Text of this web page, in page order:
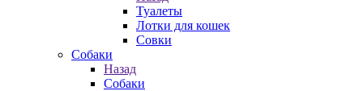
Туалеты
Лотки для кошек
Совки
Собаки
Назад
Собаки